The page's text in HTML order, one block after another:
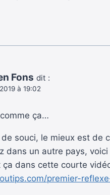
Fons dit :
à 19:02
ça…
de souci, le mieux est de
dans un autre pays,
ça dans cette courte
premier-